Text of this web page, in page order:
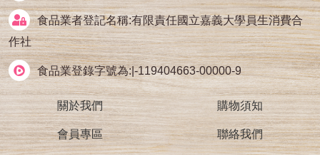
食品業者登記名稱:有限責任國立嘉義大學員生消費合
作社
食品業登錄字號為:|-119404663-00000-9
關於我們 購物須知
會員專區 聯絡我們